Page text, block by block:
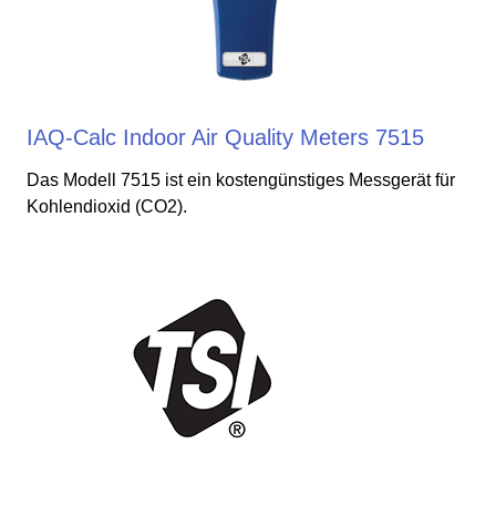
IAQ-Calc Indoor Air Quality Meters 7515
Das Modell 7515 ist ein kostengünstiges Messgerät für
Kohlendioxid (CO2).